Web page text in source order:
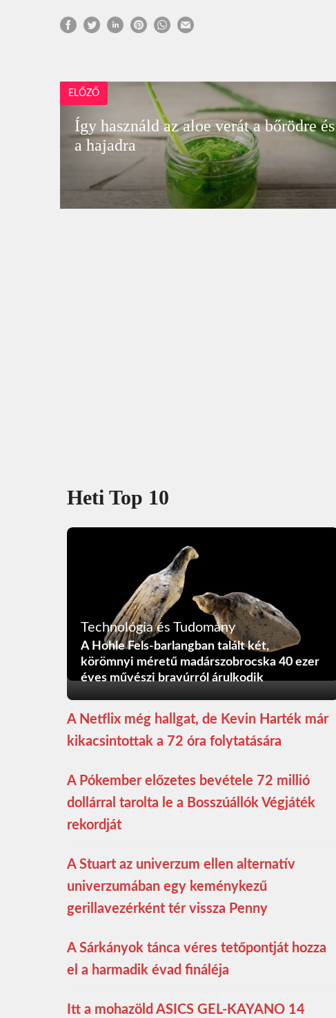
ELŐZŐ
Így használd az aloe verát a bőrödre és
a hajadra
Heti Top 10
Technológia és Tudomány
A Hohle Fels-barlangban talált két,
körömnyi méretű madárszobrocska 40 ezer
éves művészi bravúrról árulkodik
A Netflix még hallgat, de Kevin Harték már
kikacsintottak a 72 óra folytatására
A Pókember előzetes bevétele 72 millió
dollárral tarolta le a Bosszúállók Végjáték
rekordját
A Stuart az univerzum ellen alternatív
univerzumában egy keménykezű
gerillavezérként tér vissza Penny
A Sárkányok tánca véres tetőpontját hozza
el a harmadik évad fináléja
Itt a mohazöld ASICS GEL-KAYANO 14